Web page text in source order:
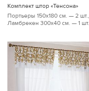
Комплект штор «Тенсона»
Портьеры 150х180 см. — 2 шт.,
Ламбрекен 300х40 см. — 1 шт.